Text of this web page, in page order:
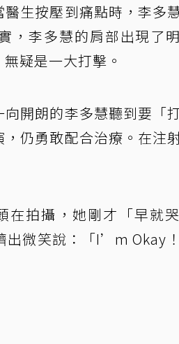
生按壓到痛點時，李多
，李多慧的肩部出現了
疑是一大打擊。
開朗的李多慧聽到要「
仍勇敢配合治療。在注
在拍攝，她剛才「早就
出微笑說：「I’m Okay